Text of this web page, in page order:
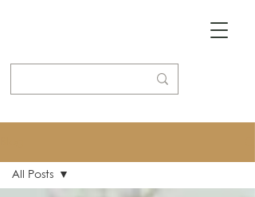
All Posts